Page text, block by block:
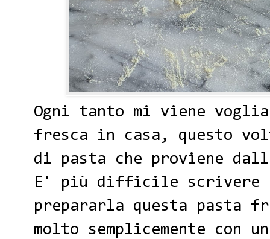
Ogni tanto mi viene
fresca in casa, questo
di pasta che proviene
E' più difficile scrivere
prepararla questa pasta
molto semplicemente con